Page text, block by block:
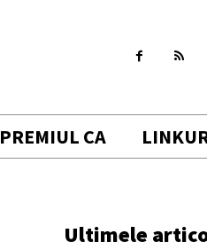
PREMIUL CA
Ultimele